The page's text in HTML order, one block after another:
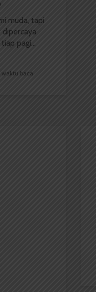
muda, tapi
dipercaya
pagi...
waktu baca